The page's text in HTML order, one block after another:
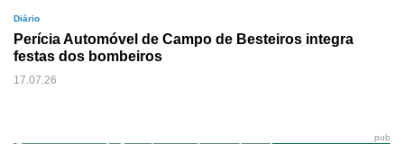
Diário
Perícia Automóvel de Campo de Besteiros integra
festas dos bombeiros
17.07.26
pub